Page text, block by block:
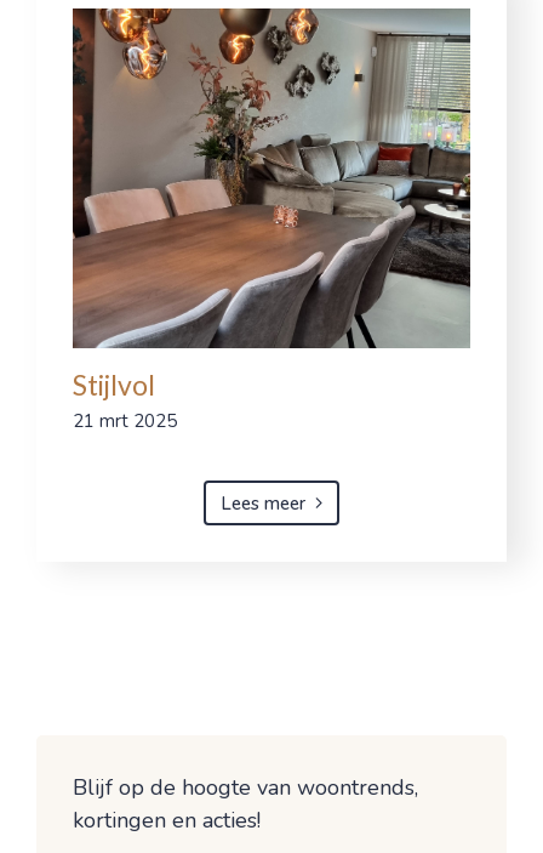
Stijlvol
21 mrt 2025
Lees meer
Blijf op de hoogte van woontrends,
kortingen en acties!